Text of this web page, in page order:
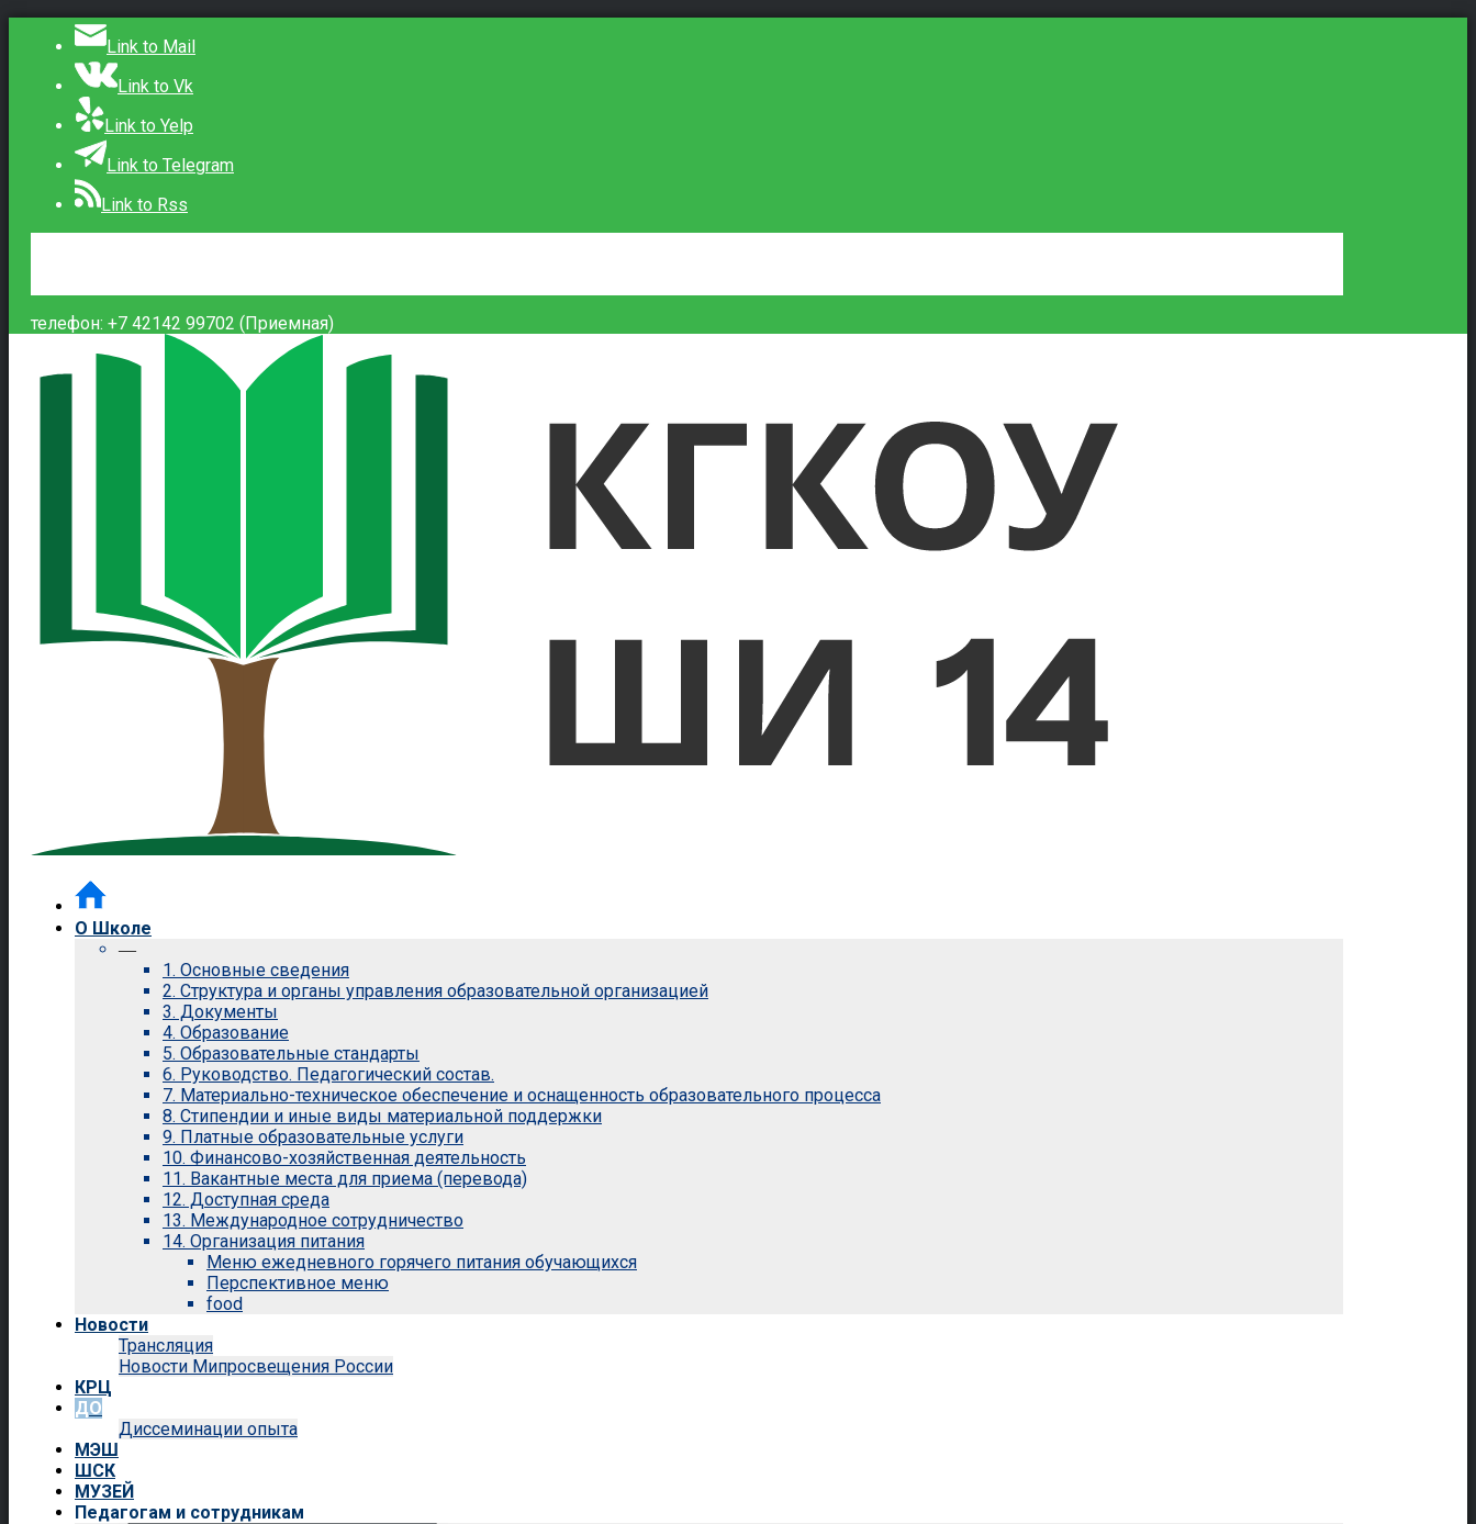
Link to Mail
Link to Vk
Link to Yelp
Link to Telegram
Link to Rss
телефон: +7 42142 99702 (Приемная)
О Школе
—
1. Основные сведения
2. Структура и органы управления образовательной организацией
3. Документы
4. Образование
5. Образовательные стандарты
6. Руководство. Педагогический состав.
7. Материально-техническое обеспечение и оснащенность образовательного процесса
8. Стипендии и иные виды материальной поддержки
9. Платные образовательные услуги
10. Финансово-хозяйственная деятельность
11. Вакантные места для приема (перевода)
12. Доступная среда
13. Международное сотрудничество
14. Организация питания
Меню ежедневного горячего питания обучающихся
Перспективное меню
food
Новости
Трансляция
Новости Мипросвещения России
КРЦ
ДО
Диссеминации опыта
МЭШ
ШСК
МУЗЕЙ
Педагогам и сотрудникам